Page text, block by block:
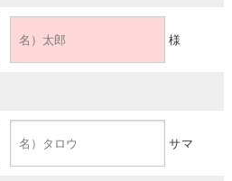
様
サマ